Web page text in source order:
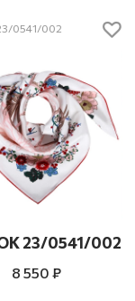
0541/002
23/0541/002
8 550 ₽